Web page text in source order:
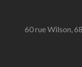
60 rue Wilson,